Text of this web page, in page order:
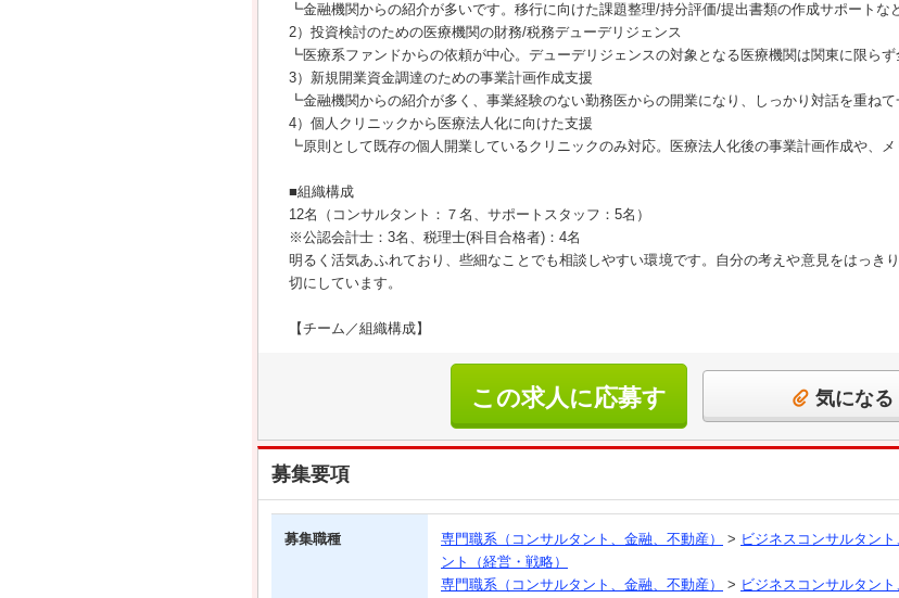
┗金融機関からの紹介が多いです。移行に向けた課題整理/持分評価/提出書類の作成サポートな
2）投資検討のための医療機関の財務/税務デューデリジェンス
┗医療系ファンドからの依頼が中心。デューデリジェンスの対象となる医療機関は関東に限らず
3）新規開業資金調達のための事業計画作成支援
┗金融機関からの紹介が多く、事業経験のない勤務医からの開業になり、しっかり対話を重ねて
4）個人クリニックから医療法人化に向けた支援
┗原則として既存の個人開業しているクリニックのみ対応。医療法人化後の事業計画作成や、メ
■組織構成
12名（コンサルタント：７名、サポートスタッフ：5名）
※公認会計士：3名、税理士(科目合格者)：4名
明るく活気あふれており、些細なことでも相談しやすい環境です。自分の考えや意見をはっき
切にしています。
【チーム／組織構成】
この求人に応募す
る
気になる
募集要項
募集職種 専門職系（コンサルタント、金融、不動産） > ビジネスコンサルタン
ント（経営・戦略）
専門職系（コンサルタント、金融、不動産）
> ビジネスコンサルタン